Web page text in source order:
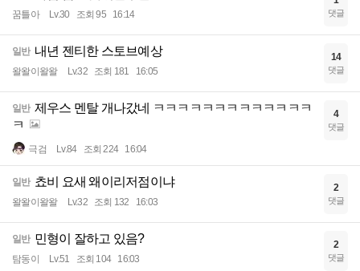
꿈틀아 Lv.30 조회 95 16:14 댓글
일반 내년 젠티한 스토브예상
왈왈이왈왈 Lv.32 조회 181 16:05
14
댓글
일반 제우스 멘탈 개나갔네 ㅋㅋㅋㅋㅋㅋㅋㅋㅋㅋㅋㅋㅋ
ㅋ
극검 Lv.84 조회 224 16:04
4
댓글
일반 쵸비 요새 왜이리저점이냐
왈왈이왈왈 Lv.32 조회 132 16:03
2
댓글
일반 민형이 잘하고 있음?
탐동이 Lv.51 조회 104 16:03
2
댓글